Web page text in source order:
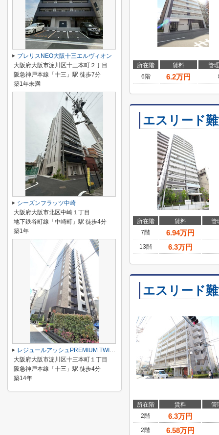
所在階 賃料
管
6階
6.2万円
エスリード
所在階 賃料
管
7階
6.94万円
13階 6.3万円
エスリード
所在階 賃料
管
2階
6.3万円
2階 6.58万円
プレリスNEO大阪十三エルヴィオン
大阪府大阪市淀川区十三本町２丁目
阪急神戸本線「十三」駅 徒歩7分
築1年未満
シーズンフラッツ中崎
大阪府大阪市北区中崎１丁目
地下鉄谷町線「中崎町」駅 徒歩4分
築1年
レジュールアッシュPREMIUM TWIN Ⅱ
大阪府大阪市淀川区十三本町１丁目
阪急神戸本線「十三」駅 徒歩4分
築14年